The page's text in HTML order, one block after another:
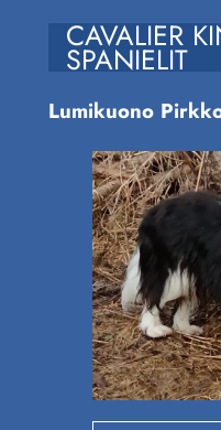
CAVALIER
SPANIELIT
Lumikuono